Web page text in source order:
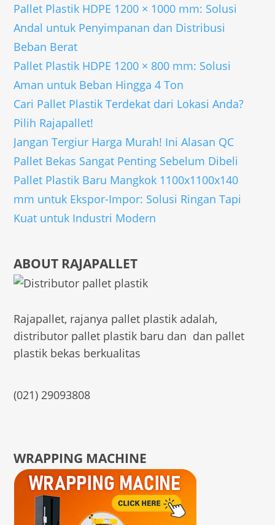
Pallet Plastik HDPE 1200 × 1000 mm: Solusi
Andal untuk Penyimpanan dan Distribusi
Beban Berat
Pallet Plastik HDPE 1200 × 800 mm: Solusi
Aman untuk Beban Hingga 4 Ton
Cari Pallet Plastik Terdekat dari Lokasi Anda?
Pilih Rajapallet!
Jangan Tergiur Harga Murah! Ini Alasan QC
Pallet Bekas Sangat Penting Sebelum Dibeli
Pallet Plastik Baru Mangkok 1100x1100x140
mm untuk Ekspor-Impor: Solusi Ringan Tapi
Kuat untuk Industri Modern
ABOUT RAJAPALLET
Rajapallet, rajanya pallet plastik adalah,
distributor pallet plastik baru dan dan pallet
plastik bekas berkualitas
(021) 29093808
WRAPPING MACHINE